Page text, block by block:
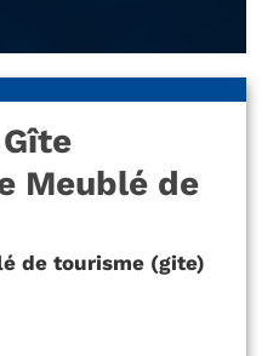
Meublé de
de tourisme (gite)